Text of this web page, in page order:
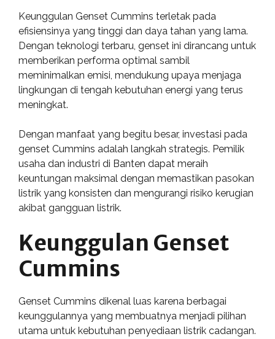
Keunggulan Genset Cummins terletak pada
efisiensinya yang tinggi dan daya tahan yang lama.
Dengan teknologi terbaru, genset ini dirancang untuk
memberikan performa optimal sambil
meminimalkan emisi, mendukung upaya menjaga
lingkungan di tengah kebutuhan energi yang terus
meningkat.
Dengan manfaat yang begitu besar, investasi pada
genset Cummins adalah langkah strategis. Pemilik
usaha dan industri di Banten dapat meraih
keuntungan maksimal dengan memastikan pasokan
listrik yang konsisten dan mengurangi risiko kerugian
akibat gangguan listrik.
Keunggulan Genset
Cummins
Genset Cummins dikenal luas karena berbagai
keunggulannya yang membuatnya menjadi pilihan
utama untuk kebutuhan penyediaan listrik cadangan.